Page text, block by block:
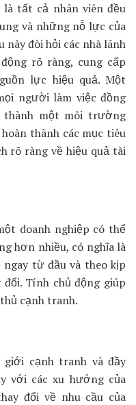
tất cả nhân viên đều
và những nỗ lực của
đòi hỏi các nhà lãnh
rõ ràng, cung cấp
lực hiệu quả. Một
người làm việc đồng
thành một môi trường
thành các mục tiêu
rõ ràng về hiệu quả tài
doanh nghiệp có thể
hơn nhiều, có nghĩa là
từ đầu và theo kịp
Tính chủ động giúp
cạnh tranh.
cạnh tranh và đầy
với các xu hướng của
đổi về nhu cầu của